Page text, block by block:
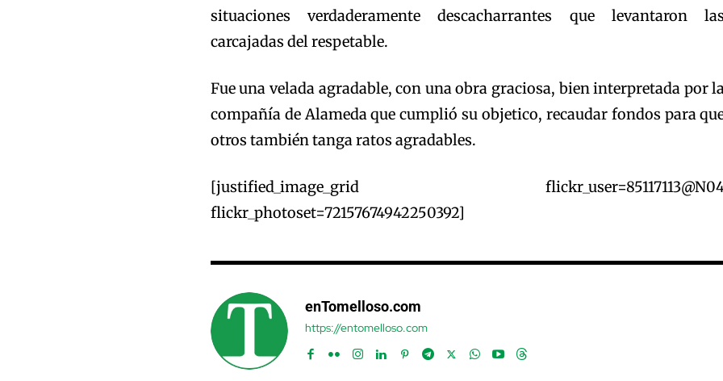
situaciones verdaderamente descacharrantes que levantaron las
carcajadas del respetable.
Fue una velada agradable, con una obra graciosa, bien interpretada por
compañía de Alameda que cumplió su objetico, recaudar fondos para
otros también tanga ratos agradables.
[justified_image_grid
flickr_photoset=72157674942250392]
enTomelloso.com
https://entomelloso.com